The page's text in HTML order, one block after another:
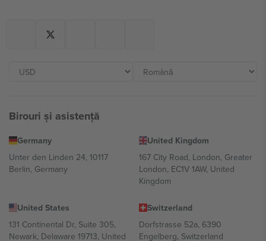
Birouri și asistență
Germany
Unter den Linden 24, 10117
Berlin, Germany
United Kingdom
167 City Road, London, Greater
London, EC1V 1AW, United
Kingdom
United States
131 Continental Dr, Suite 305,
Newark, Delaware 19713, United
Switzerland
Dorfstrasse 52a, 6390
Engelberg, Switzerland